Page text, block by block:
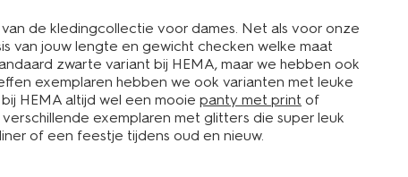
de kledingcollectie voor dames. Net als voor onze
van jouw lengte en gewicht checken welke maat
zwarte variant bij HEMA, maar we hebben ook
exemplaren hebben we ook varianten met leuke
HEMA altijd wel een mooie panty met print of
exemplaren met glitters die super leuk
of een feestje tijdens oud en nieuw.